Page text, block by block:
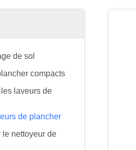
de sol
compacts
laveurs de
de plancher
nettoyeur de